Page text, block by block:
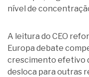
nível de
A leitura do CEO
Europa debate
crescimento efetivo
desloca para outras